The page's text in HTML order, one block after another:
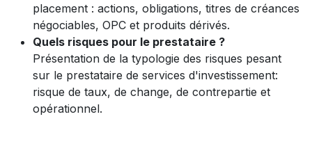
placement : actions, obligations, titres de créances
négociables, OPC et produits dérivés.
Quels risques pour le prestataire ?
Présentation de la typologie des risques pesant
sur le prestataire de services d'investissement:
risque de taux, de change, de contrepartie et
opérationnel.